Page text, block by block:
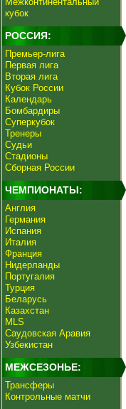
кубок
РОССИЯ:
Премьер-лига
Первая лига
Вторая лига
Кубок России
Календарь
Бомбардиры
Суперкубок
Тренеры
Судьи
Стадионы
Сборная России
ЧЕМПИОНАТЫ:
Англия
Германия
Испания
Италия
Франция
Нидерланды
Португалия
Турция
Беларусь
Казахстан
MLS
Саудовская Аравия
Узбекистан
МЕЖСЕЗОНЬЕ:
Трансферы
Контрольные матчи